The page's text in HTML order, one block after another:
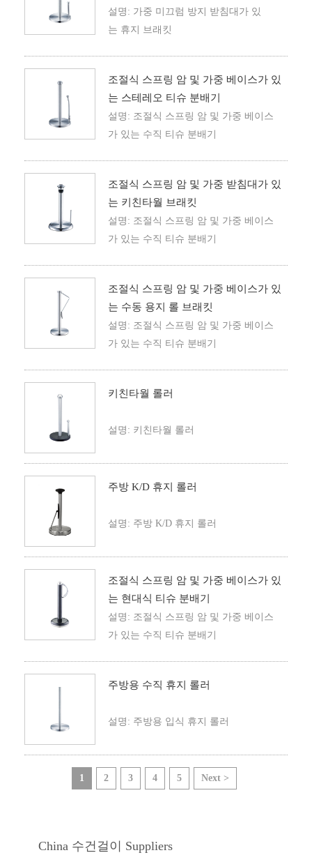
설명: 가중 미끄럼 방지 받침대가 있
는 휴지 브래킷
조절식 스프링 암 및 가중 베이스가 있
는 스테레오 티슈 분배기
설명: 조절식 스프링 암 및 가중 베이스
가 있는 수직 티슈 분배기
조절식 스프링 암 및 가중 받침대가 있
는 키친타월 브래킷
설명: 조절식 스프링 암 및 가중 베이스
가 있는 수직 티슈 분배기
조절식 스프링 암 및 가중 베이스가 있
는 수동 용지 롤 브래킷
설명: 조절식 스프링 암 및 가중 베이스
가 있는 수직 티슈 분배기
키친타월 롤러
설명: 키친타월 롤러
주방 K/D 휴지 롤러
설명: 주방 K/D 휴지 롤러
조절식 스프링 암 및 가중 베이스가 있
는 현대식 티슈 분배기
설명: 조절식 스프링 암 및 가중 베이스
가 있는 수직 티슈 분배기
주방용 수직 휴지 롤러
설명: 주방용 입식 휴지 롤러
1 2 3 4 5 Next >
China 수건걸이 Suppliers